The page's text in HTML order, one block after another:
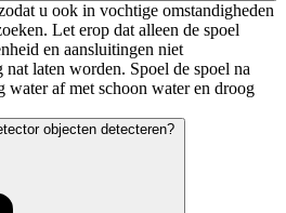
u ook in vochtige omstandigheden
Let erop dat alleen de spoel
en aansluitingen niet
laten worden. Spoel de spoel na
af met schoon water en droog
objecten detecteren?